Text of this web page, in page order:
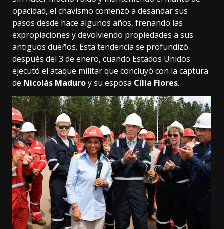
opacidad, el chavismo comenzó a desandar sus
pasos desde hace algunos años, frenando las
expropiaciones y devolviendo propiedades a sus
antiguos dueños. Esta tendencia se profundizó
después del 3 de enero, cuando Estados Unidos
ejecutó el ataque militar que concluyó con la captura
de Nicolás Maduroy su esposa Cilia Flores.